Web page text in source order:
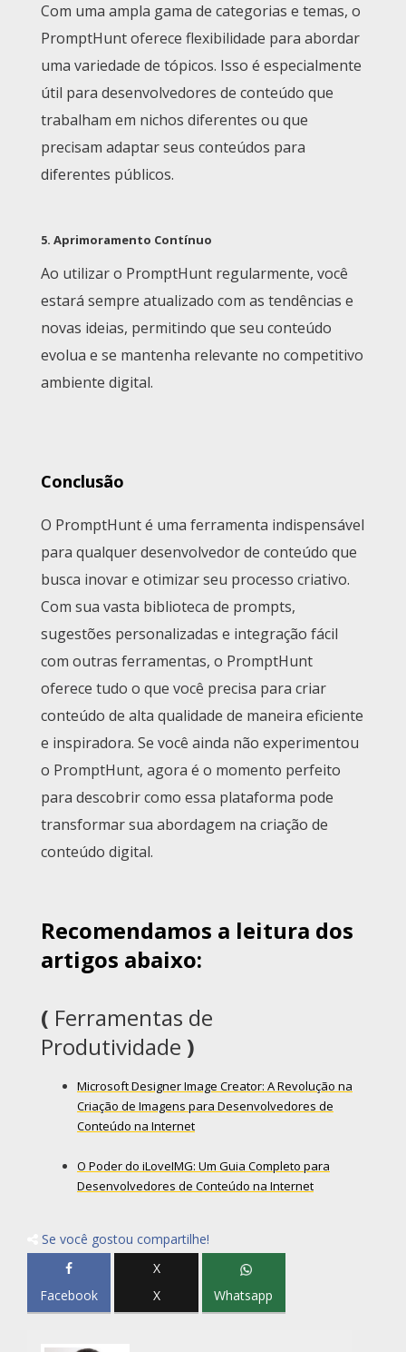
Com uma ampla gama de categorias e temas, o
PromptHunt oferece flexibilidade para abordar
uma variedade de tópicos. Isso é especialmente
útil para desenvolvedores de conteúdo que
trabalham em nichos diferentes ou que
precisam adaptar seus conteúdos para
diferentes públicos.
5. Aprimoramento Contínuo
Ao utilizar o PromptHunt regularmente, você
estará sempre atualizado com as tendências e
novas ideias, permitindo que seu conteúdo
evolua e se mantenha relevante no competitivo
ambiente digital.
Conclusão
O PromptHunt é uma ferramenta indispensável
para qualquer desenvolvedor de conteúdo que
busca inovar e otimizar seu processo criativo.
Com sua vasta biblioteca de prompts,
sugestões personalizadas e integração fácil
com outras ferramentas, o PromptHunt
oferece tudo o que você precisa para criar
conteúdo de alta qualidade de maneira eficiente
e inspiradora. Se você ainda não experimentou
o PromptHunt, agora é o momento perfeito
para descobrir como essa plataforma pode
transformar sua abordagem na criação de
conteúdo digital.
Recomendamos a leitura dos
artigos abaixo:
( Ferramentas de
Produtividade )
Microsoft Designer Image Creator: A Revolução na
Criação de Imagens para Desenvolvedores de
Conteúdo na Internet
O Poder do iLoveIMG: Um Guia Completo para
Desenvolvedores de Conteúdo na Internet
Se você gostou compartilhe!
Facebook
X
X
Whatsapp